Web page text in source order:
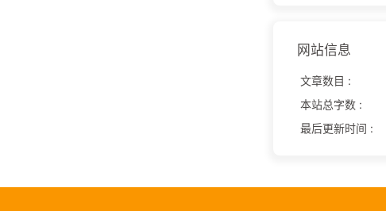
网站信息
文章数目 :
本站总字数 :
最后更新时间 :